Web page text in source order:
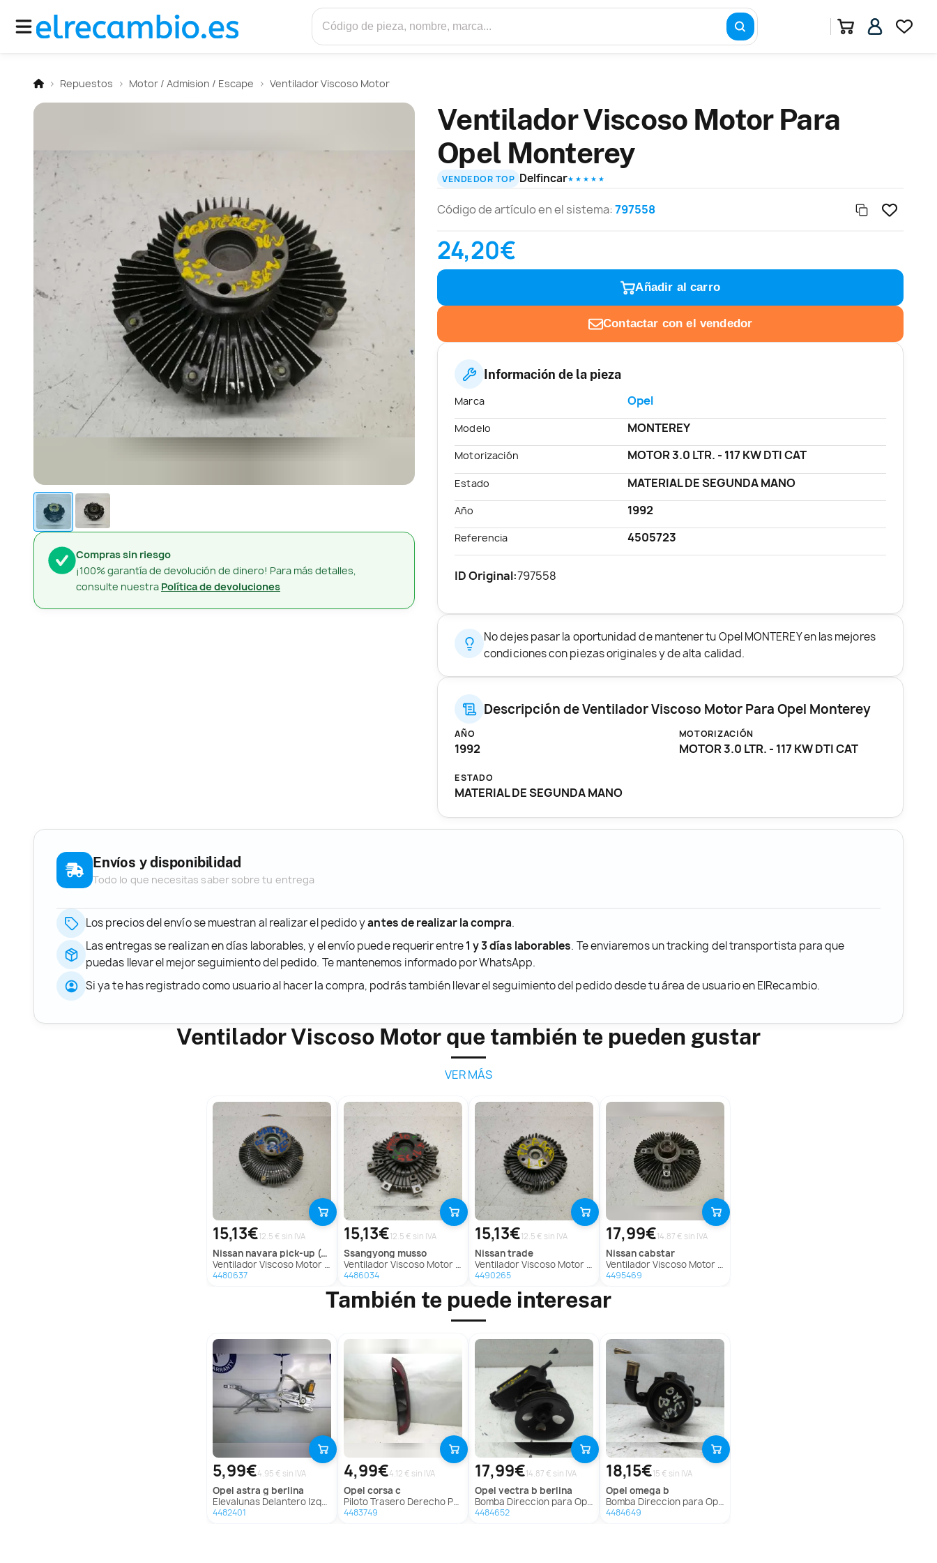
Repuestos Motor / Admision / Escape Ventilador Viscoso Motor
Compras sin riesgo
¡100% garantía de devolución de dinero! Para más detalles,
consulte nuestra Política de devoluciones
Ventilador Viscoso Motor Para
Opel Monterey
VENDEDOR TOP Delfincar★ ★ ★ ★ ★
Código de artículo en el sistema:797558
24,20€
Añadir al carro
Contactar con el vendedor
Información de la pieza
Marca Opel
Modelo MONTEREY
Motorización MOTOR 3.0 LTR. - 117 KW DTI CAT
Estado MATERIAL DE SEGUNDA MANO
Año 1992
Referencia 4505723
ID Original:797558
No dejes pasar la oportunidad de mantener tu Opel MONTEREY en las mejores
condiciones con piezas originales y de alta calidad.
Descripción de Ventilador Viscoso Motor Para Opel Monterey
AÑO
1992
MOTORIZACIÓN
MOTOR 3.0 LTR. - 117 KW DTI CAT
ESTADO
MATERIAL DE SEGUNDA MANO
Envíos y disponibilidad
Todo lo que necesitas saber sobre tu entrega
Los precios del envío se muestran al realizar el pedido yantes de realizar la compra.
Las entregas se realizan en días laborables, y el envío puede requerir entre1 y 3 días laborables. Te enviaremos un tracking del transportista para que
puedas llevar el mejor seguimiento del pedido. Te mantenemos informado por WhatsApp.
Si ya te has registrado como usuario al hacer la compra, podrás también llevar el seguimiento del pedido desde tu área de usuario en ElRecambio.
Ventilador Viscoso Motor que también te pueden gustar
VER MÁS
15,13€12.5 € sin IVA
nissan navara pick-up (d40m)
Ventilador Viscoso Motor para Nissan Navara Pick-Up (D40M)
4480637
15,13€12.5 € sin IVA
ssangyong musso
Ventilador Viscoso Motor para Ssangyong Musso
4486034
15,13€12.5 € sin IVA
nissantrade
Ventilador Viscoso Motor para Nissan Trade
4490265
17,99€14.87 € sin IVA
nissancabstar
Ventilador Viscoso Motor Para Nissan Cabstar
4495469
También te puede interesar
5,99€4.95 € sin IVA
opel astra g berlina
Elevalunas Delantero Izquierdo Para Opel Astra G Berlina
4482401
4,99€4.12 € sin IVA
opel corsa c
Piloto Trasero Derecho Para Opel Corsa C
4483749
17,99€14.87 € sin IVA
opel vectra b berlina
Bomba Direccion para Opel Vectra B Berlina
4484652
18,15€15 € sin IVA
opel omega b
Bomba Direccion para Opel Omega B
4484649